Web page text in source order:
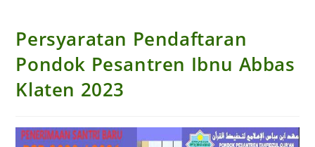
Persyaratan Pendaftaran
Pondok Pesantren Ibnu Abbas
Klaten 2023